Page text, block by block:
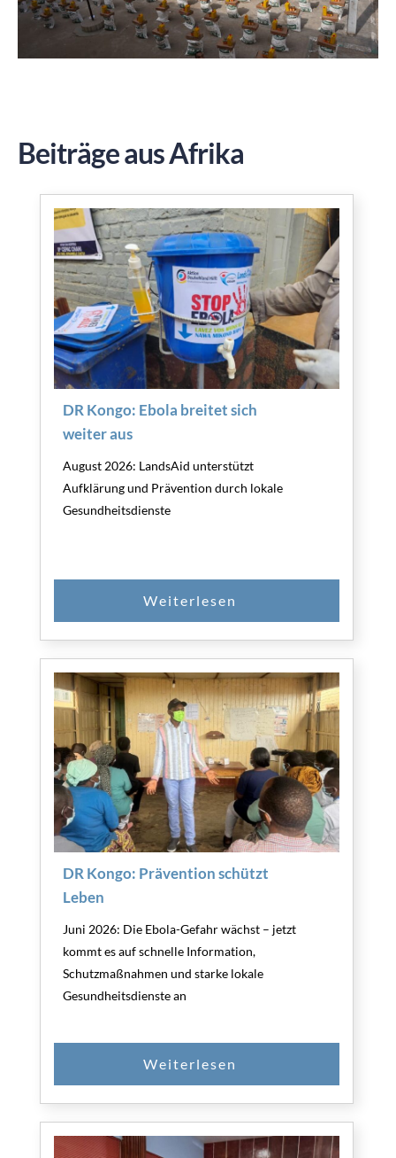
Beiträge aus Afrika
DR Kongo: Ebola breitet sich
weiter aus
August 2026: LandsAid unterstützt
Aufklärung und Prävention durch lokale
Gesundheitsdienste
DR Kongo: Prävention schützt
Leben
Juni 2026: Die Ebola-Gefahr wächst – jetzt
kommt es auf schnelle Information,
Schutzmaßnahmen und starke lokale
Gesundheitsdienste an